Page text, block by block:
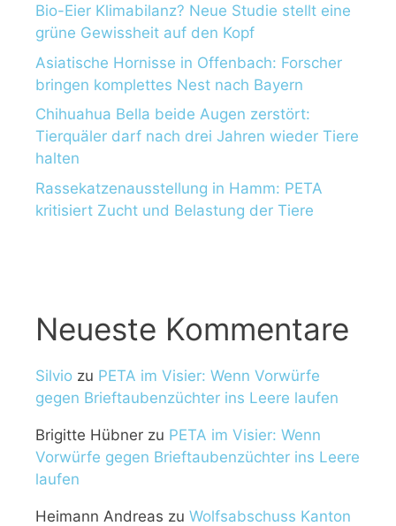
Bio-Eier Klimabilanz? Neue Studie stellt eine
grüne Gewissheit auf den Kopf
Asiatische Hornisse in Offenbach: Forscher
bringen komplettes Nest nach Bayern
Chihuahua Bella beide Augen zerstört:
Tierquäler darf nach drei Jahren wieder Tiere
halten
Rassekatzenausstellung in Hamm: PETA
kritisiert Zucht und Belastung der Tiere
Neueste Kommentare
Silvio zu PETA im Visier: Wenn Vorwürfe
gegen Brieftaubenzüchter ins Leere laufen
Brigitte Hübner zu PETA im Visier: Wenn
Vorwürfe gegen Brieftaubenzüchter ins Leere
laufen
Heimann Andreas zu Wolfsabschuss Kanton